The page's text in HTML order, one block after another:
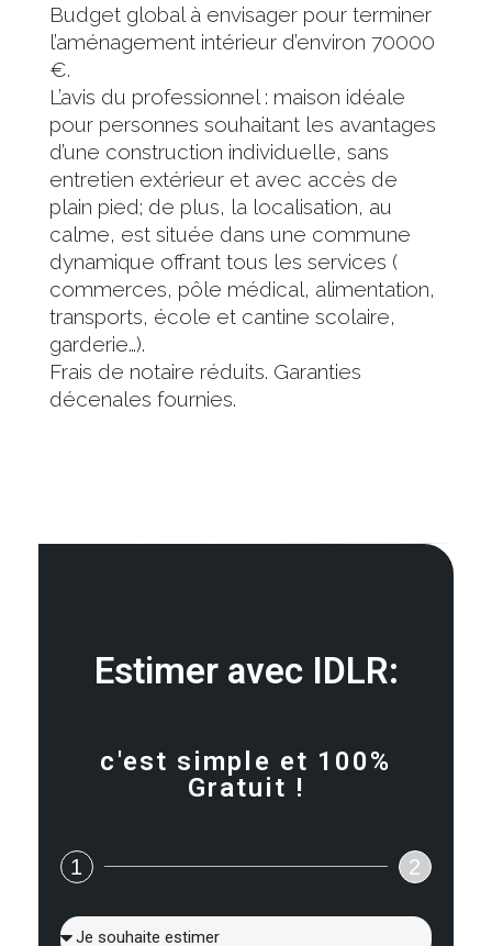
Budget global à envisager pour terminer
l’aménagement intérieur d’environ 70000
€.
L’avis du professionnel : maison idéale
pour personnes souhaitant les avantages
d’une construction individuelle, sans
entretien extérieur et avec accès de
plain pied; de plus, la localisation, au
calme, est située dans une commune
dynamique offrant tous les services (
commerces, pôle médical, alimentation,
transports, école et cantine scolaire,
garderie…).
Frais de notaire réduits. Garanties
décenales fournies.
Estimer avec IDLR:
c'est simple et 100%
Gratuit !
1 2